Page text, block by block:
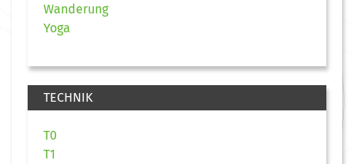
Wanderung
Yoga
TECHNIK
T0
T1